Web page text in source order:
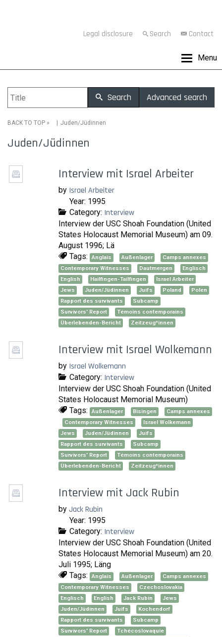
Legal disclosure Search Contact
Menu
Search Advanced search
BACK TO TOP » Juden/Jüdinnen
Juden/Jüdinnen
Interview mit Israel Arbeiter
by Israel Arbeiter
Year: 1995
Category: Interview
Interview der USC Shoah Foundation (United
States Holocaust Memorial Museum) am 09.
August 1996; Lä
Tags:
Anglais Außenlager
Camps annexes
Contemporary Witnesses
Dautmergen
Englisch
English
Hailfingen-Tailfingen
Israel Arbeiter
Jews
Juden/Jüdinnen Juifs Poland
Polen
Rapport des survivants
Subcamp
Survivors' Report
Témoins contemporains
Überlebenden-Bericht
Zeitzeug*innen
Interview mit Israel Wolkemann
by Israel Wolkemann
Category: Interview
Interview der USC Shoah Foundation (United
States Holocaust Memorial Museum)
Tags:
Außenlager Bisingen
Camps annexes
Contemporary Witnesses
Israel Wolkemann
Jews
Juden/Jüdinnen
Juifs
Rapport des survivants
Subcamp
Survivors' Report
Témoins contemporains
Überlebenden-Bericht
Zeitzeug*innen
Interview mit Jack Rubin
by Jack Rubin
Year: 1995
Category: Interview
Interview der USC Shoah Foundation (United
States Holocaust Memorial Museum) am 20.
Juli 1995; Läng
Tags:
Anglais Außenlager
Camps annexes
Contemporary Witnesses
Czechoslovakia
Englisch
English Jack Rubin
Jews
Juden/Jüdinnen
Juifs
Kochendorf
Rapport des survivants
Subcamp
Survivors' Report
Tchécoslovaquie